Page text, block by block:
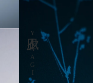
YUNAGI